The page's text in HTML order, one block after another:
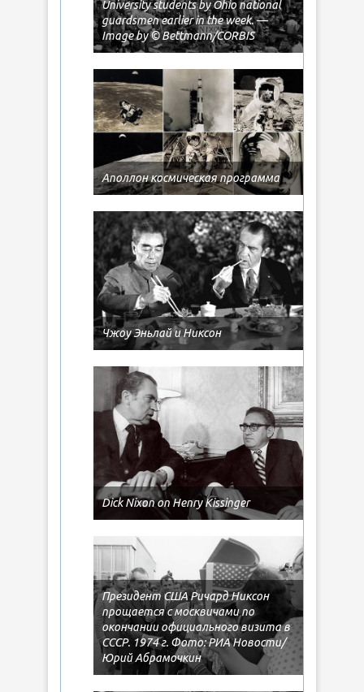
University students by Ohio national
guardsmen earlier in the week. —
Image by © Bettmann/CORBIS
Аполлон космическая программа
Чжоу Эньлай и Никсон
Dick Nixon on Henry Kissinger
Президент США Ричард Никсон
прощается с москвичами по
окончании официального визита в
СССР. 1974 г. Фото: РИА Новости/
Юрий Абрамочкин